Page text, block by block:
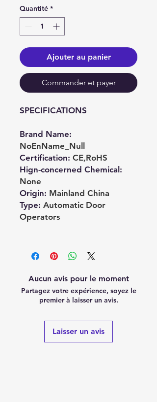
Quantité *
Ajouter au panier
Commander et payer
SPECIFICATIONS
Brand Name:
NoEnName_Null
Certification: CE,RoHS
Hign-concerned Chemical :
None
Origin: Mainland China
Type: Automatic Door
Operators
Aucun avis pour le moment
Partagez votre expérience, soyez le
premier à laisser un avis.
Laisser un avis